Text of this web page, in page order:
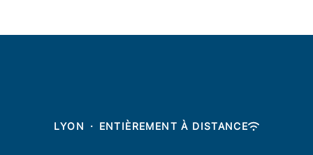
LYON · ENTIÈREMENT À DISTANCE